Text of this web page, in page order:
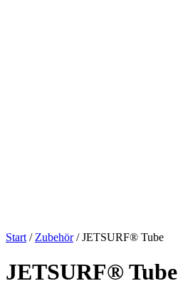
Start / Zubehör/ JETSURF® Tube
JETSURF® Tube